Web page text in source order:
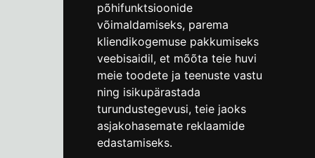
põhifunktsioonide
võimaldamiseks, parema
kliendikogemuse pakkumiseks
veebisaidil, et mõõta teie huvi
meie toodete ja teenuste vastu
ning isikupärastada
turundustegevusi, teie jaoks
asjakohasemate reklaamide
edastamiseks.
Tallinna Linnamuuseum
Vene 17
E-R kell 9-17(+372) 610 4178
info@linnamuuseum.ee
Küpsisepoliitika